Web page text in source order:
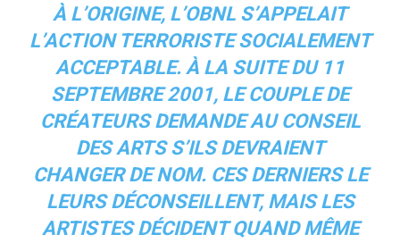
À L’ORIGINE, L’OBNL S’APPELAIT
L’ACTION TERRORISTE SOCIALEMENT
ACCEPTABLE. À LA SUITE DU 11
SEPTEMBRE 2001, LE COUPLE DE
CRÉATEURS DEMANDE AU CONSEIL
DES ARTS S’ILS DEVRAIENT
CHANGER DE NOM. CES DERNIERS LE
LEURS DÉCONSEILLENT, MAIS LES
ARTISTES DÉCIDENT QUAND MÊME